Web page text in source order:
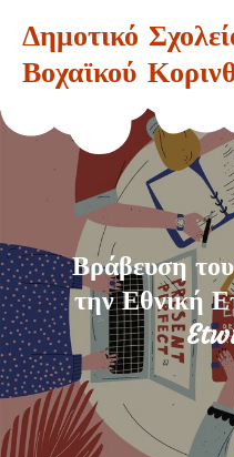
content
Δημοτικό
Βοχαϊκού
Βράβευση
την Εθνική